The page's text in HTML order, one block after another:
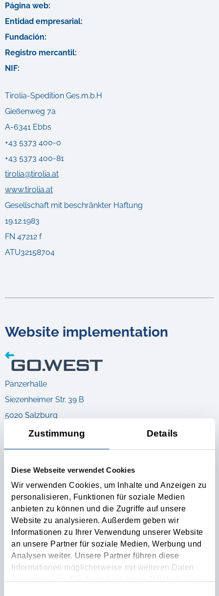
Zustimmung Details
Diese Webseite verwendet Cookies
Wir verwenden Cookies, um Inhalte und Anzeigen zu
personalisieren, Funktionen für soziale Medien
anbieten zu können und die Zugriffe auf unsere
Website zu analysieren. Außerdem geben wir
Informationen zu Ihrer Verwendung unserer Website
an unsere Partner für soziale Medien, Werbung und
Analysen weiter. Unsere Partner führen diese
Informationen möglicherweise mit weiteren Daten
zusammen, die Sie ihnen bereitgestellt haben oder
Página web:
Entidad empresarial:
Fundación:
Registro mercantil:
NIF:
Tirolia-Spedition Ges.m.b.H
Gießenweg 7a
A-6341 Ebbs
+43 5373 400-0
+43 5373 400-81
tirolia@tirolia.at
www.tirolia.at
Gesellschaft mit beschränkter Haftung
19.12.1983
FN 47212 f
ATU32158704
Website implementation
Panzerhalle
Siezenheimer Str. 39 B
5020 Salzburg
www.go-west.at
Web concept
Technical implementation
Preparation and entry of contents
Más información